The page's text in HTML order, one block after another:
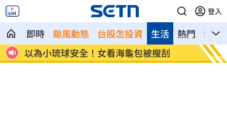
登入
即時 颱風動態 台股怎投資 熱門 影音
生活
以為小琉球安全！女看海龜包被搜刮
李多
哭」